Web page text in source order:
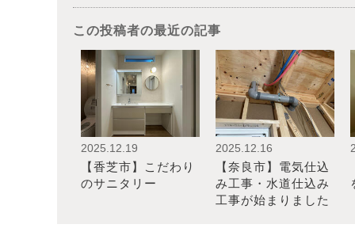
この投稿者の最近の記事
2025.12.19
【香芝市】こだわり
のサニタリー
2025.12.16
【奈良市】電気仕込
み工事・水道仕込み
工事が始まりました